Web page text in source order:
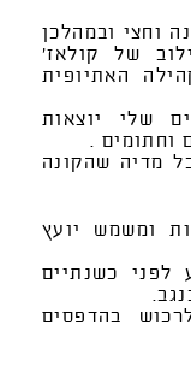
וחצי ובמהלכן
של קולאז'
האתיופית
שלי יוצאות
מדיה שהקונה
ומשמש יועץ
לפני כשנתיים
בהדפסים